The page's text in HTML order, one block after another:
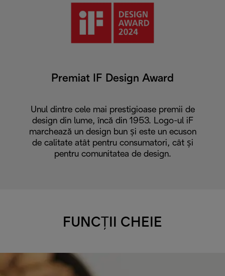
Premiat IF Design Award
Unul dintre cele mai prestigioase premii de
design din lume, încă din 1953. Logo-ul iF
marchează un design bun și este un ecuson
de calitate atât pentru consumatori, cât și
pentru comunitatea de design.
FUNCȚII CHEIE